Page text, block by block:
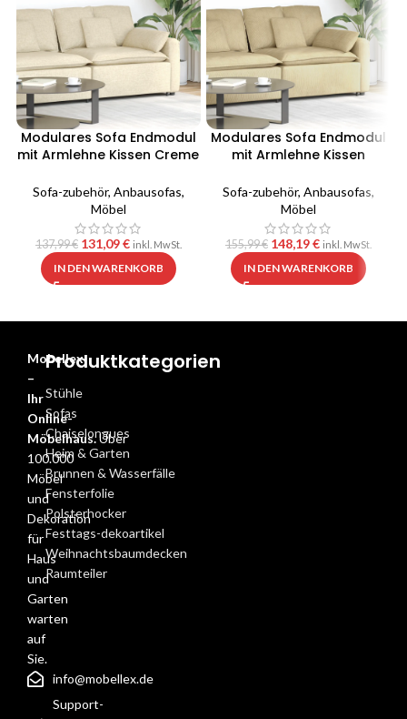
Modulares Sofa Endmodul
mit Armlehne Kissen Creme
Sofa-zubehör, Anbausofas,
Möbel
137,99€ 131,09€ inkl. MwSt.
IN DEN WARENKORB
Modulares Sofa Endmodul
mit Armlehne Kissen
Sofa-zubehör, Anbausofas,
Möbel
155,99€ 148,19€ inkl. MwSt.
IN DEN WARENKORB
Mobellex
–
Ihr
Online-
Möbelhaus.Über
100.000
Möbel
und
Dekoration
für
Haus
und
Garten
warten
auf
Sie.
info@mobellex.de
Support-
Produktkategorien
Stühle
Sofas
Chaiselongues
Heim & Garten
Brunnen & Wasserfälle
Fensterfolie
Polsterhocker
Festtags-dekoartikel
Weihnachtsbaumdecken
Raumteiler